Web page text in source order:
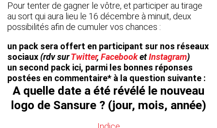
Pour tenter de gagner le vôtre, et participer au tirage
au sort qui aura lieu le 16 décembre à minuit, deux
possibilités afin de cumuler vos chances :
un pack sera offert en participant sur nos réseaux
sociaux (rdv surTwitter, FacebooketInstagram)
un second pack ici, parmi les bonnes réponses
postées en commentaire* à la question suivante :
A quelle date a été révélé le nouveau
logo de Sansure ? (jour, mois, année)